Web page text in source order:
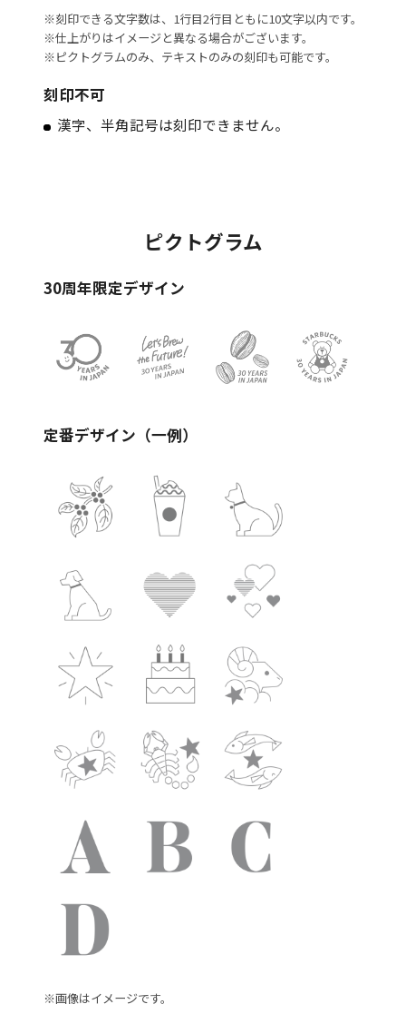
※刻印できる文字数は、1行目2行目ともに10文字以内です。
※仕上がりはイメージと異なる場合がございます。
※ピクトグラムのみ、テキストのみの刻印も可能です。
刻印不可
漢字、半角記号は刻印できません。
ピクトグラム
30周年限定デザイン
定番デザイン（一例）
※画像はイメージです。